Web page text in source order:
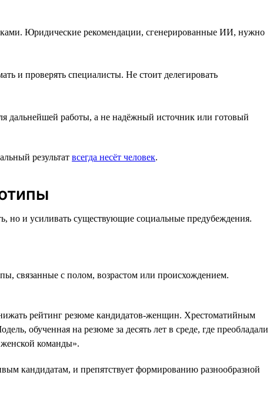
Юридические рекомендации, сгенерированные ИИ, нужно
и проверять специалисты. Не стоит делегировать
дальнейшей работы, а не надёжный источник или готовый
результат всегда несёт человек.
но и усиливать существующие социальные предубеждения.
связанные с полом, возрастом или происхождением.
рейтинг резюме кандидатов-женщин. Хрестоматийным
обученная на резюме за десять лет в среде, где преобладали
команды».
кандидатам, и препятствует формированию разнообразной